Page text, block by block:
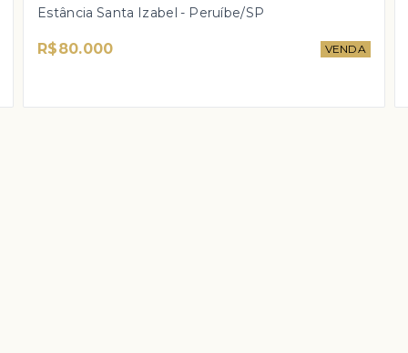
Estância Santa Izabel - Peruíbe/SP
R$80.000 VENDA